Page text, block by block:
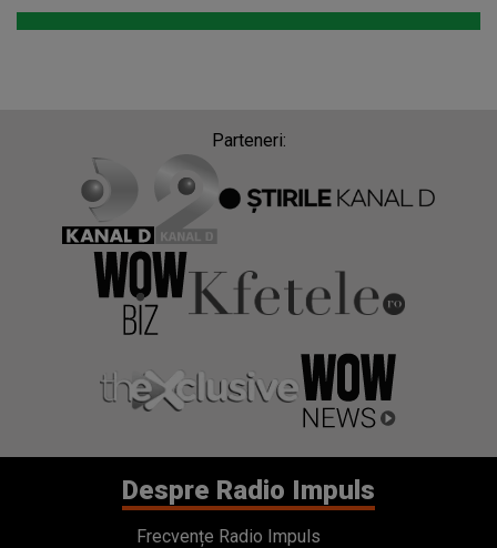
Parteneri:
Despre Radio Impuls
Frecvențe Radio Impuls